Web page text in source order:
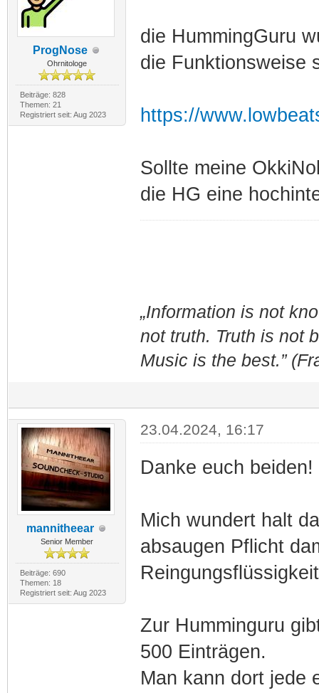
ProgNose
Ohrnitologe
Beiträge: 828
Themen: 21
Registriert seit: Aug 2023
die HummingGuru
die Funktionsweise
https://
Sollte meine
die HG eine
„Information is not
not truth. Truth is not
Music is the best.”
mannitheear
Senior Member
Beiträge: 690
Themen: 18
Registriert seit: Aug 2023
23.04.2024, 16:17
Danke euch beiden!
Mich wundert halt
absaugen Pflicht
Zur Humminguru
500 Einträgen.
Man kann dort jede